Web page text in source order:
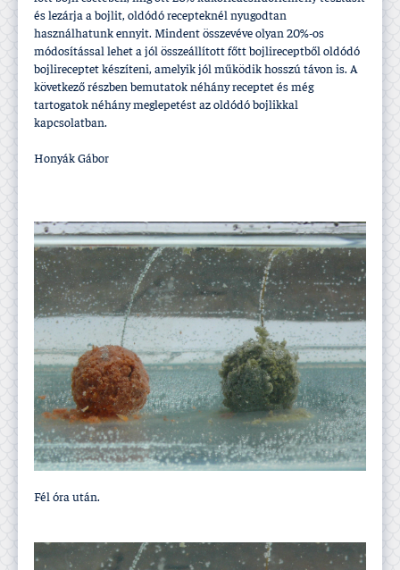
és lezárja a bojlit, oldódó recepteknél nyugodtan
használhatunk ennyit. Mindent összevéve olyan 20%-os
módosí­tással lehet a jól összeállí­tott főtt bojlireceptből oldódó
bojlireceptet készí­teni, amelyik jól működik hosszú távon is. A
következő részben bemutatok néhány receptet és még
tartogatok néhány meglepetést az oldódó bojlikkal
kapcsolatban.
Honyák Gábor
Fél óra után.